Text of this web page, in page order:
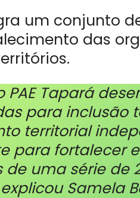
um conjunto
das
PAE Tapará
para inclusão
territorial
para fortalecer
de uma série de
Samela